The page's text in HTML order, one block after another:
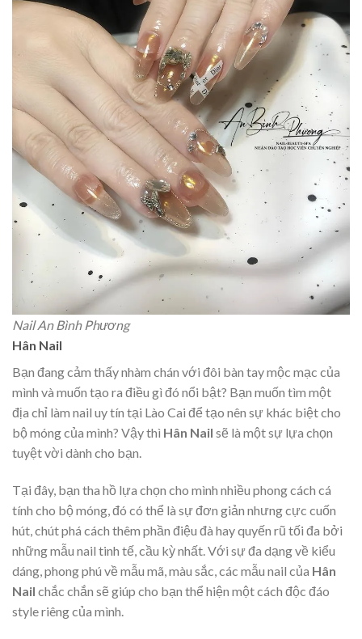
Nail An Bình Phương
Hân Nail
Bạn đang cảm thấy nhàm chán với đôi bàn tay mộc mạc của
mình và muốn tạo ra điều gì đó nổi bật? Bạn muốn tìm một
địa chỉ làm nail uy tín tại Lào Cai để tạo nên sự khác biệt cho
bộ móng của mình? Vậy thì Hân Nail sẽ là một sự lựa chọn
tuyệt vời dành cho bạn.
Tại đây, bạn tha hồ lựa chọn cho mình nhiều phong cách cá
tính cho bộ móng, đó có thể là sự đơn giản nhưng cực cuốn
hút, chút phá cách thêm phần điệu đà hay quyến rũ tối đa bởi
những mẫu nail tinh tế, cầu kỳ nhất. Với sự đa dạng về kiểu
dáng, phong phú về mẫu mã, màu sắc, các mẫu nail của Hân
Nail chắc chắn sẽ giúp cho bạn thể hiện một cách độc đáo
style riêng của mình.